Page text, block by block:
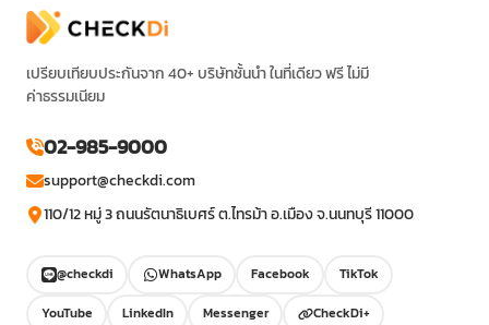
เปรียบเทียบประกันจาก 40+ บริษัทชั้นนำ ในที่เดียว ฟรี ไม่มี
ค่าธรรมเนียม
02-985-9000
support@checkdi.com
110/12 หมู่ 3 ถนนรัตนาธิเบศร์ ต.ไทรม้า อ.เมือง จ.นนทบุรี 11000
@checkdi WhatsApp Facebook
TikTok
YouTube
LinkedIn Messenger CheckDi+